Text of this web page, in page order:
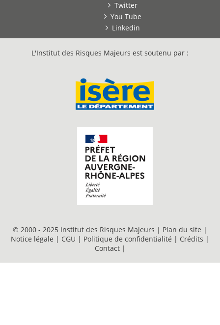
Twitter
You Tube
Linkedin
L'Institut des Risques Majeurs est soutenu par :
© 2000 - 2025 Institut des Risques Majeurs | Plan du site |
Notice légale | CGU | Politique de confidentialité | Crédits |
Contact |